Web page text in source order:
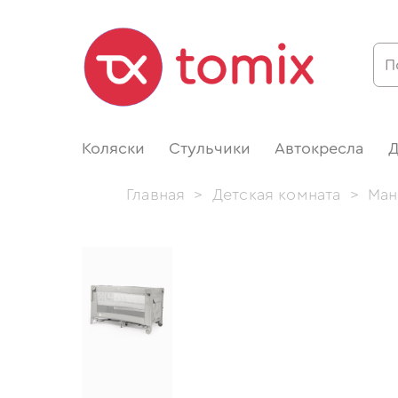
Коляски Стульчики Автокресла
Главная > Детская комната >